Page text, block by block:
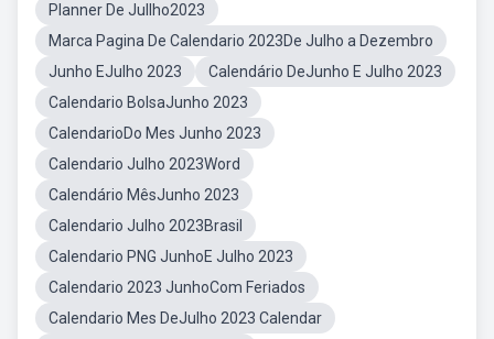
Planner De Jullho2023
Marca Pagina De Calendario 2023De Julho a Dezembro
Junho EJulho 2023
Calendário DeJunho E Julho 2023
Calendario BolsaJunho 2023
CalendarioDo Mes Junho 2023
Calendario Julho 2023Word
Calendário MêsJunho 2023
Calendario Julho 2023Brasil
Calendario PNG JunhoE Julho 2023
Calendario 2023 JunhoCom Feriados
Calendario Mes DeJulho 2023 Calendar